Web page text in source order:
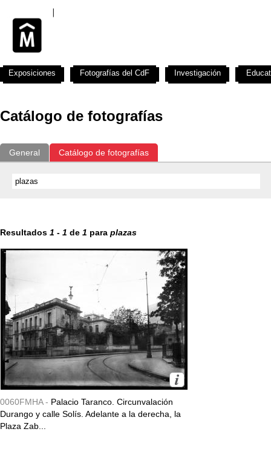
Catálogo de fotografías
General Catálogo de fotografías
Resultados 1 - 1 de 1 para plazas
0060FMHA - Palacio Taranco. Circunvalación
Durango y calle Solís. Adelante a la derecha, la
Plaza Zab...
Exposiciones Fotografías del CdF Investigación